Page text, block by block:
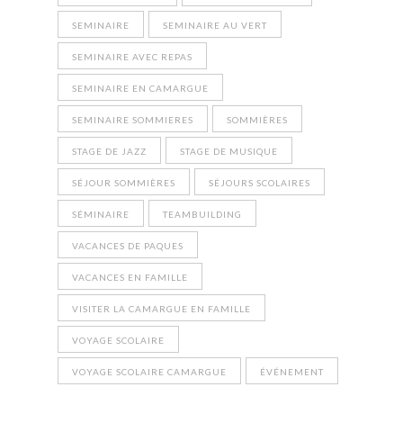
SEMINAIRE SEMINAIRE AU VERT
SEMINAIRE AVEC REPAS
SEMINAIRE EN CAMARGUE
SEMINAIRE SOMMIERES SOMMIÈRES
STAGE DE JAZZ STAGE DE MUSIQUE
SÉJOUR SOMMIÈRES SÉJOURS SCOLAIRES
SÉMINAIRE TEAMBUILDING
VACANCES DE PAQUES
VACANCES EN FAMILLE
VISITER LA CAMARGUE EN FAMILLE
VOYAGE SCOLAIRE
VOYAGE SCOLAIRE CAMARGUE ÉVÉNEMENT